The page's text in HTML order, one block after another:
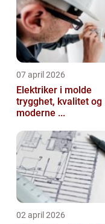
07 april 2026
Elektriker i molde
trygghet, kvalitet og
moderne ...
02 april 2026